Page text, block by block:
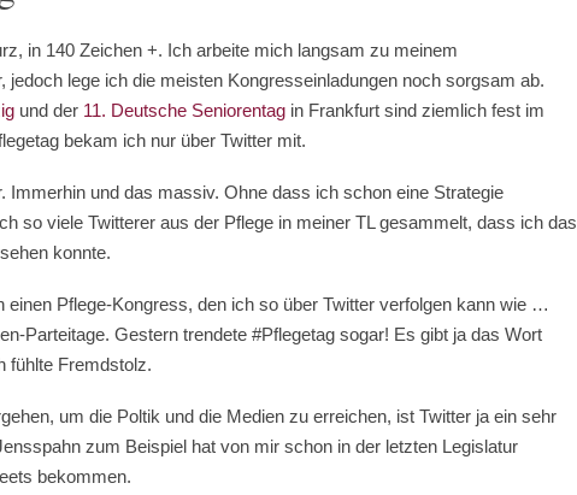
in 140 Zeichen +. Ich arbeite mich langsam zu meinem
jedoch lege ich die meisten Kongresseinladungen noch sorgsam ab.
und der 11. Deutsche Seniorentag in Frankfurt sind ziemlich fest im
bekam ich nur über Twitter mit.
Immerhin und das massiv. Ohne dass ich schon eine Strategie
so viele Twitterer aus der Pflege in meiner TL gesammelt, dass ich das
konnte.
einen Pflege-Kongress, den ich so über Twitter verfolgen kann wie …
Parteitage. Gestern trendete #Pflegetag sogar! Es gibt ja das Wort
fühlte Fremdstolz.
um die Poltik und die Medien zu erreichen, ist Twitter ja ein sehr
zum Beispiel hat von mir schon in der letzten Legislatur
bekommen.